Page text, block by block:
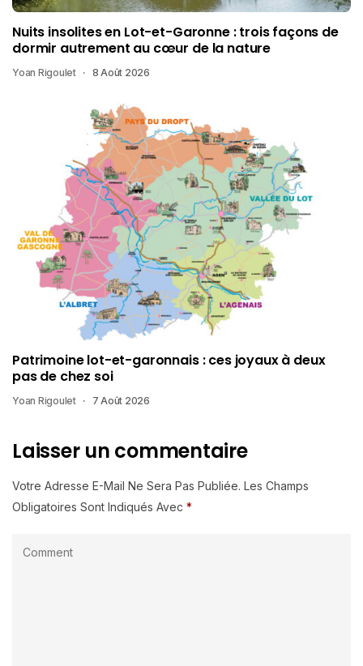
Nuits insolites en Lot-et-Garonne : trois façons de
dormir autrement au cœur de la nature
Yoan Rigoulet 8 Août 2026
Patrimoine lot-et-garonnais : ces joyaux à deux
pas de chez soi
Yoan Rigoulet 7 Août 2026
Laisser un commentaire
Votre Adresse E-Mail Ne Sera Pas Publiée. Les Champs
Obligatoires Sont Indiqués Avec *